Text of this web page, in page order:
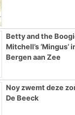
Betty and the
Mitchell’s
Bergen aan Zee
Noy zwemt deze
De Beeck